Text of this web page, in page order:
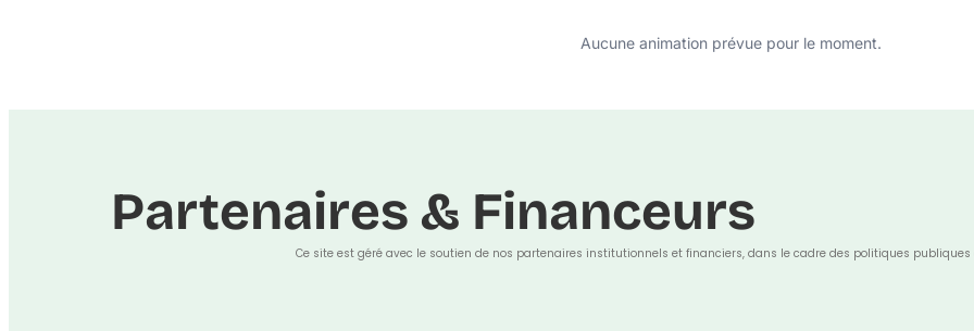
Aucune animation prévue pour le moment.
Partenaires & Financeurs
Ce site est géré avec le soutien de nos partenaires institutionnels et financiers, dans le cadre des politiques